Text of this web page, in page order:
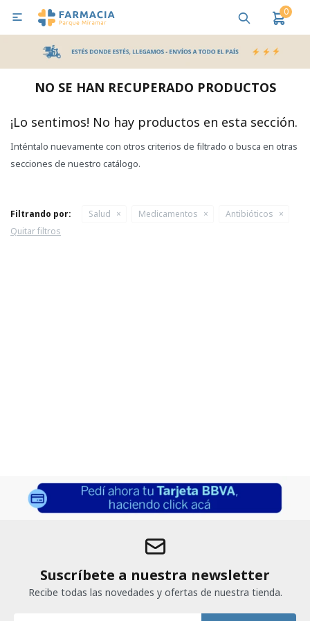
0

NO SE HAN RECUPERADO PRODUCTOS
¡Lo sentimos! No hay productos en esta sección.
Inténtalo nuevamente con otros criterios de filtrado o busca en otras
secciones de nuestro catálogo.
Filtrando por: Salud Medicamentos
Antibióticos
Quitar filtros
Suscríbete a nuestra newsletter
Recibe todas las novedades y ofertas de nuestra tienda.
MI CUENTA
Bebes y Maternidad Salud
Pañales y Toallitas
Lactancia y Nutrición
Higiene y Bienestar